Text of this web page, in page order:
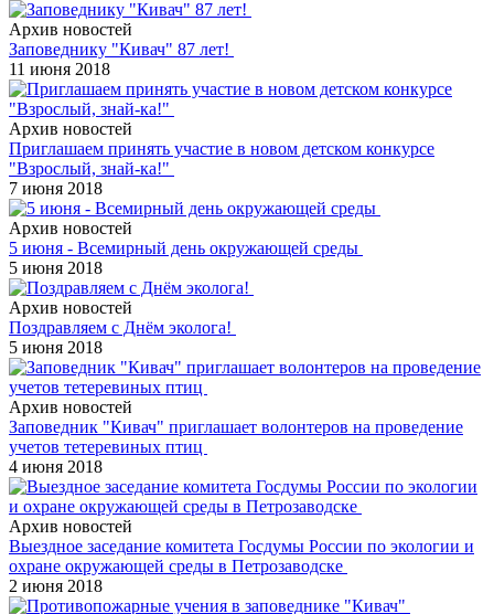
Архив новостей
Заповеднику "Кивач" 87 лет!
11 июня 2018
Архив новостей
Приглашаем принять участие в новом детском конкурсе
"Взрослый, знай-ка!"
7 июня 2018
Архив новостей
5 июня - Всемирный день окружающей среды
5 июня 2018
Архив новостей
Поздравляем с Днём эколога!
5 июня 2018
Архив новостей
Заповедник "Кивач" приглашает волонтеров на проведение
учетов тетеревиных птиц
4 июня 2018
Архив новостей
Выездное заседание комитета Госдумы России по экологии и
охране окружающей среды в Петрозаводске
2 июня 2018